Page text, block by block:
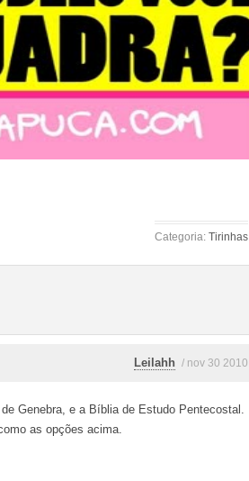
Categoria: Tirinhas
Leilahh / nov 30 2010
Genebra, e a Bíblia de Estudo Pentecostal.
as opções acima.